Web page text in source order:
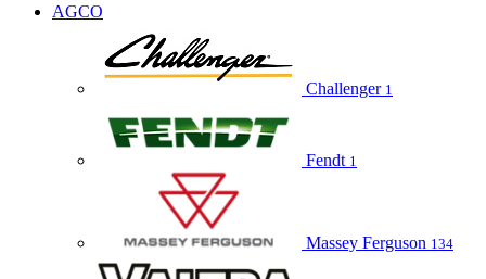
AGCO
Challenger 1
Fendt 1
Massey Ferguson 134